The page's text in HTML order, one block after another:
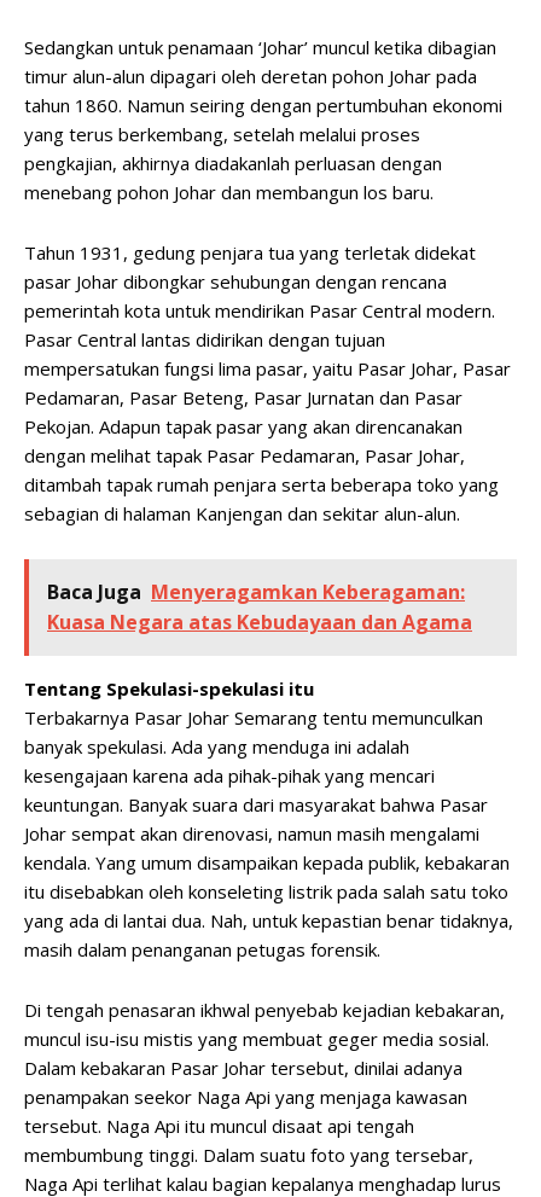
Sedangkan untuk penamaan ‘Johar’ muncul ketika dibagian
timur alun-alun dipagari oleh deretan pohon Johar pada
tahun 1860. Namun seiring dengan pertumbuhan ekonomi
yang terus berkembang, setelah melalui proses
pengkajian, akhirnya diadakanlah perluasan dengan
menebang pohon Johar dan membangun los baru.
Tahun 1931, gedung penjara tua yang terletak didekat
pasar Johar dibongkar sehubungan dengan rencana
pemerintah kota untuk mendirikan Pasar Central modern.
Pasar Central lantas didirikan dengan tujuan
mempersatukan fungsi lima pasar, yaitu Pasar Johar, Pasar
Pedamaran, Pasar Beteng, Pasar Jurnatan dan Pasar
Pekojan. Adapun tapak pasar yang akan direncanakan
dengan melihat tapak Pasar Pedamaran, Pasar Johar,
ditambah tapak rumah penjara serta beberapa toko yang
sebagian di halaman Kanjengan dan sekitar alun-alun.
Baca Juga Menyeragamkan Keberagaman:
Kuasa Negara atas Kebudayaan dan Agama
Tentang Spekulasi-spekulasi itu
Terbakarnya Pasar Johar Semarang tentu memunculkan
banyak spekulasi. Ada yang menduga ini adalah
kesengajaan karena ada pihak-pihak yang mencari
keuntungan. Banyak suara dari masyarakat bahwa Pasar
Johar sempat akan direnovasi, namun masih mengalami
kendala. Yang umum disampaikan kepada publik, kebakaran
itu disebabkan oleh konseleting listrik pada salah satu toko
yang ada di lantai dua. Nah, untuk kepastian benar tidaknya,
masih dalam penanganan petugas forensik.
Di tengah penasaran ikhwal penyebab kejadian kebakaran,
muncul isu-isu mistis yang membuat geger media sosial.
Dalam kebakaran Pasar Johar tersebut, dinilai adanya
penampakan seekor Naga Api yang menjaga kawasan
tersebut. Naga Api itu muncul disaat api tengah
membumbung tinggi. Dalam suatu foto yang tersebar,
Naga Api terlihat kalau bagian kepalanya menghadap lurus